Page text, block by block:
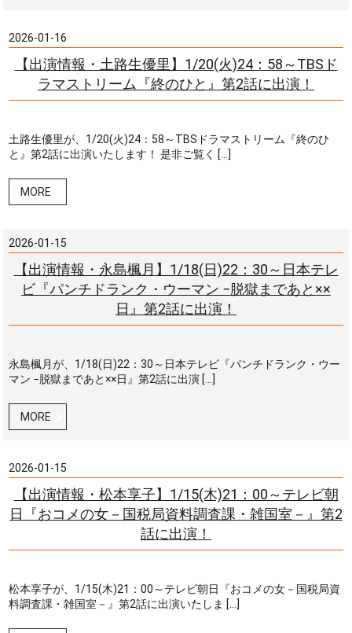
2026-01-16
【出演情報・土路生優里】1/20(火)24：58～TBSド
ラマストリーム『終のひと』第2話に出演！
土路生優里が、1/20(火)24：58～TBSドラマストリーム『終のひ
と』第2話に出演いたします！ 是非ご覧く […]
MORE
2026-01-15
【出演情報・永島楓月】1/18(日)22：30～日本テレ
ビ『パンチドランク・ウーマン −脱獄まであと××
日』第2話に出演！
永島楓月が、1/18(日)22：30～日本テレビ『パンチドランク・ウー
マン −脱獄まであと××日』第2話に出演 […]
MORE
2026-01-15
【出演情報・松本享子】1/15(木)21：00～テレビ朝
日『おコメの女－国税局資料調査課・雑国室－』第2
話に出演！
松本享子が、1/15(木)21：00～テレビ朝日『おコメの女－国税局資
料調査課・雑国室－』第2話に出演いたしま […]